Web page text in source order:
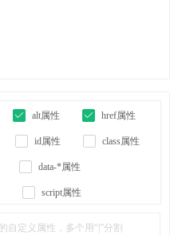
alt属性 href属性
id属性 class属性
data-*属性
script属性